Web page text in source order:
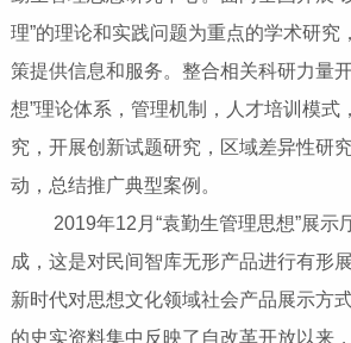
理”的理论和实践问题为重点的学术研究
策提供信息和服务。整合相关科研力量
想”理论体系，管理机制，人才培训模式
究，开展创新试题研究，区域差异性研
动，总结推广典型案例。
2019年12月“袁勤生管理思想”展示
成，这是对民间智库无形产品进行有形
新时代对思想文化领域社会产品展示方
的史实资料集中反映了自改革开放以来